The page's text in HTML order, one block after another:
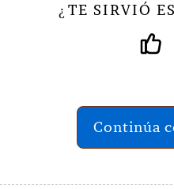
¿ TE SIRVIÓ
Continúa